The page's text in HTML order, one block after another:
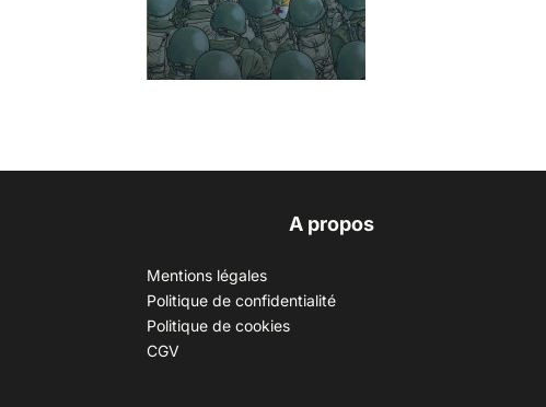
A propos
Mentions légales
Politique de confidentialité
Politique de cookies
CGV